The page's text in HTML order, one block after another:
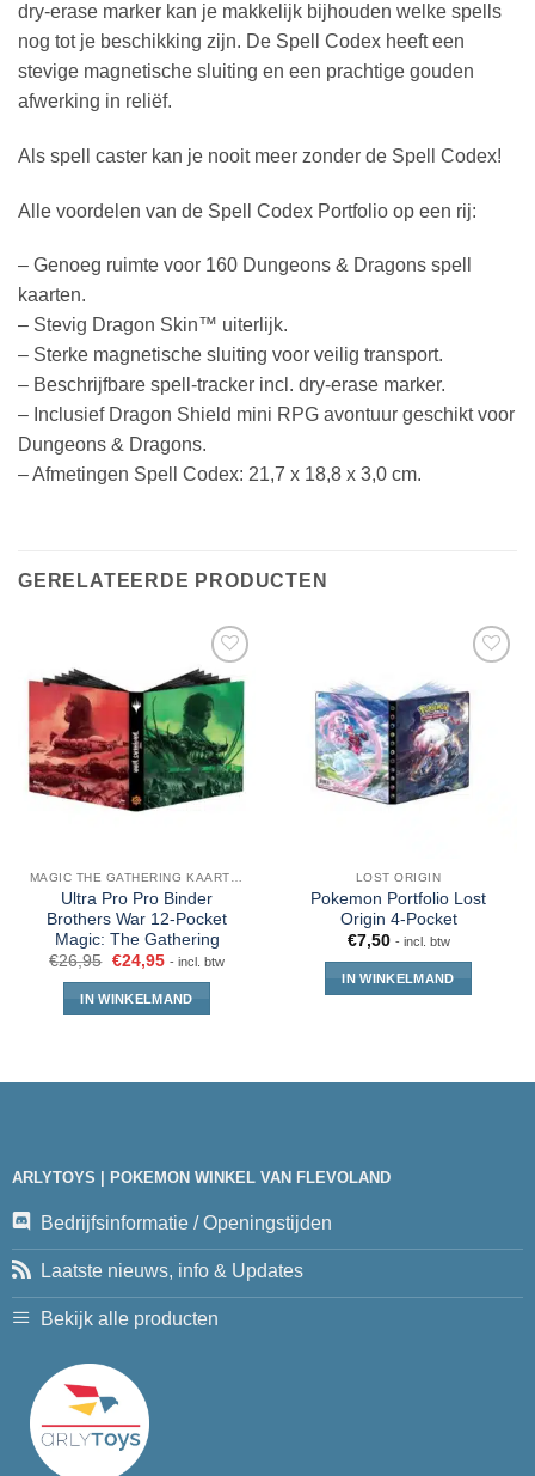
dry-erase marker kan je makkelijk bijhouden welke spells
nog tot je beschikking zijn. De Spell Codex heeft een
stevige magnetische sluiting en een prachtige gouden
afwerking in reliëf.
Als spell caster kan je nooit meer zonder de Spell Codex!
Alle voordelen van de Spell Codex Portfolio op een rij:
– Genoeg ruimte voor 160 Dungeons & Dragons spell
kaarten.
– Stevig Dragon Skin™ uiterlijk.
– Sterke magnetische sluiting voor veilig transport.
– Beschrijfbare spell-tracker incl. dry-erase marker.
– Inclusief Dragon Shield mini RPG avontuur geschikt voor
Dungeons & Dragons.
– Afmetingen Spell Codex: 21,7 x 18,8 x 3,0 cm.
GERELATEERDE PRODUCTEN
MAGIC THE GATHERING KAARTEN
Ultra Pro Pro Binder
Brothers War 12-Pocket
Magic: The Gathering
€26,95 €24,95 - incl. btw
IN WINKELMAND
LOST ORIGIN
Pokemon Portfolio Lost
Origin 4-Pocket
€7,50 - incl. btw
IN WINKELMAND
ARLYTOYS | POKEMON WINKEL VAN FLEVOLAND
Bedrijfsinformatie / Openingstijden
Laatste nieuws, info & Updates
Bekijk alle producten